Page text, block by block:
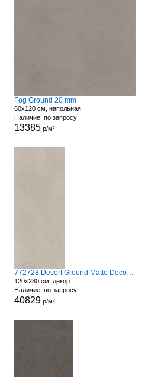
Fog Ground 20 mm
60x120 см, напольная
Наличие: по запросу
13385р/м²
772728 Desert Ground Matte Decoro Fronds
120x280 см, декор
Наличие: по запросу
40829р/м²